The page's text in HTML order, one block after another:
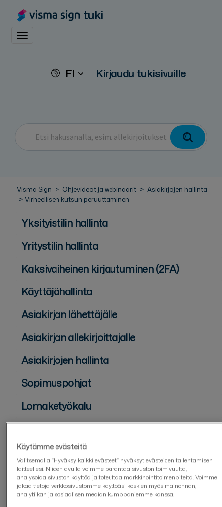
tuki
Toggle navigation
FI Kirjaudu tukisivuille
Visma Sign Ohjevideot ja webinaarit
Asiakirjojen hallinta
Virheellisen kutsun peruuttaminen
Yksityistilin hallinta
Yritystilin hallinta
Kaksivaiheinen kirjautuminen (2FA)
Käyttäjähallinta
Asiakirjan lähettäjälle
Asiakirjan allekirjoittajalle
Asiakirjojen hallinta
Sopimuspohjat
Lomaketyökalu
Tietosuoja ja turvallisuus
Integraatio
Koulutukset
Visma Sign laskutus
Käytämme evästeitä
Valitsemalla “Hyväksy kaikki evästeet” hyväksyt evästeiden tallentamisen
laitteellesi. Niiden avulla voimme parantaa sivuston toimivuutta,
analysoida sivuston käyttöä ja toteuttaa markkinointitoimenpiteitä. Voimme
jakaa tietoja verkkosivustomme käyttöäsi koskien myös mainonnan,
analytiikan ja sosiaalisen median kumppaniemme kanssa.